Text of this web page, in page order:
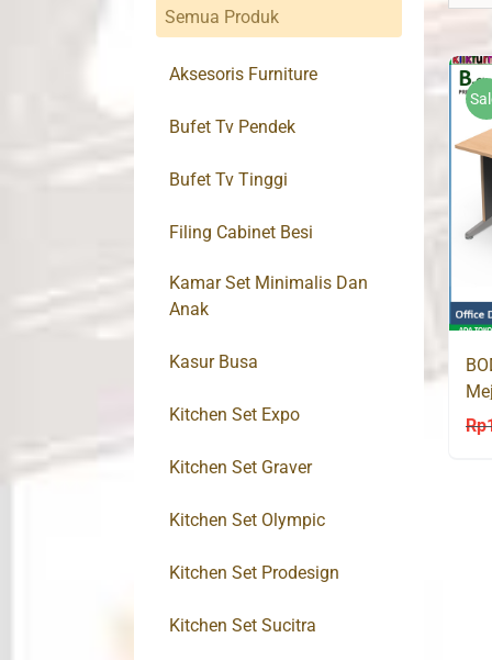
Rp
Semua Produk
Aksesoris Furniture
Bufet Tv Pendek
Bufet Tv Tinggi
Filing Cabinet Besi
Kamar Set Minimalis Dan
Anak
Kasur Busa
Kitchen Set Expo
Kitchen Set Graver
Kitchen Set Olympic
Kitchen Set Prodesign
Kitchen Set Sucitra